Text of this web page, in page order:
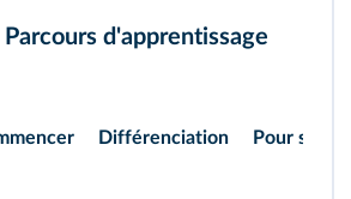
d'apprentissage
Différenciation Pour